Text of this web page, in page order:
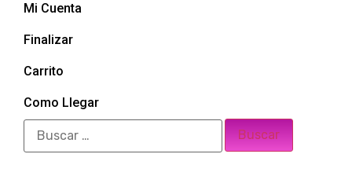
Mi Cuenta
Finalizar
Carrito
Como Llegar